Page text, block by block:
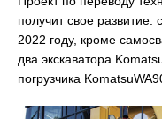
получит свое
2022 году, кроме
два экскаватора
погрузчика